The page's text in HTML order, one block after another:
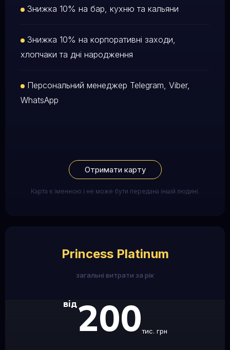
Знижка 10% на бар, кухню та кальяни
Знижка 10% на корпоративні заходи,
хлопчаки та дні народження
Персональний менеджер Telegram, Viber,
WhatsApp
Отримати карту
Карта є іменною і не може бути передана іншій людині.
Princess Platinum
загальні витрати за рік
від200тис. грн